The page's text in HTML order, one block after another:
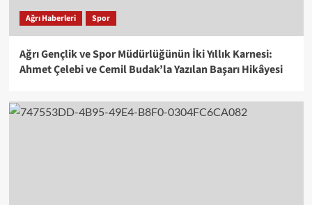
Ağrı Haberleri Spor
Ağrı Gençlik ve Spor Müdürlüğünün İki Yıllık Karnesi:
Ahmet Çelebi ve Cemil Budak’la Yazılan Başarı Hikâyesi